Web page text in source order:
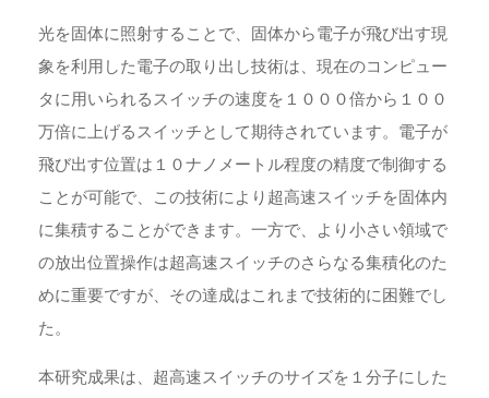
光を固体に照射することで、固体から電子が飛び出す現
象を利用した電子の取り出し技術は、現在のコンピュー
タに用いられるスイッチの速度を１０００倍から１００
万倍に上げるスイッチとして期待されています。電子が
飛び出す位置は１０ナノメートル程度の精度で制御する
ことが可能で、この技術により超高速スイッチを固体内
に集積することができます。一方で、より小さい領域で
の放出位置操作は超高速スイッチのさらなる集積化のた
めに重要ですが、その達成はこれまで技術的に困難でし
た。
本研究成果は、超高速スイッチのサイズを１分子にした